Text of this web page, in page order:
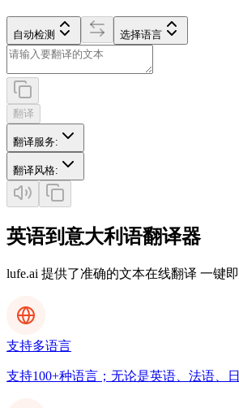
自动检测 选择语言
翻译
翻译服务:
翻译风格:
英语到意大利语翻译器
lufe.ai 提供了准确的文本在线翻译 一键
支持多语言
支持100+种语言；无论是英语、法语、